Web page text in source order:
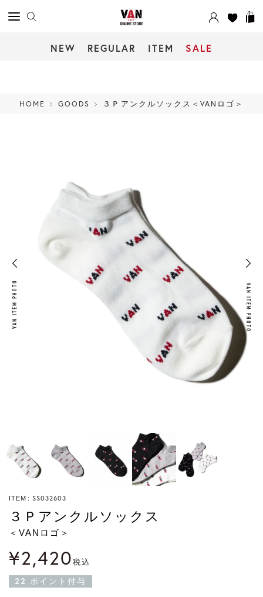
NEW REGULAR ITEM SALE
HOME GOODS ３Ｐアンクルソックス＜VANロゴ＞
VAN ITEM PHOTO
VAN ITEM PHOTO
ITEM SS032603
３Ｐアンクルソックス
＜VANロゴ＞
¥2,420税込
22 ポイント付与